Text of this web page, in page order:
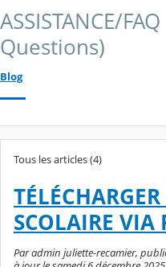
ASSISTANCE/
Questions)
Blog
Tous les articles (4)
SCOLAIRE VIA
Par admin juliette-recamier,